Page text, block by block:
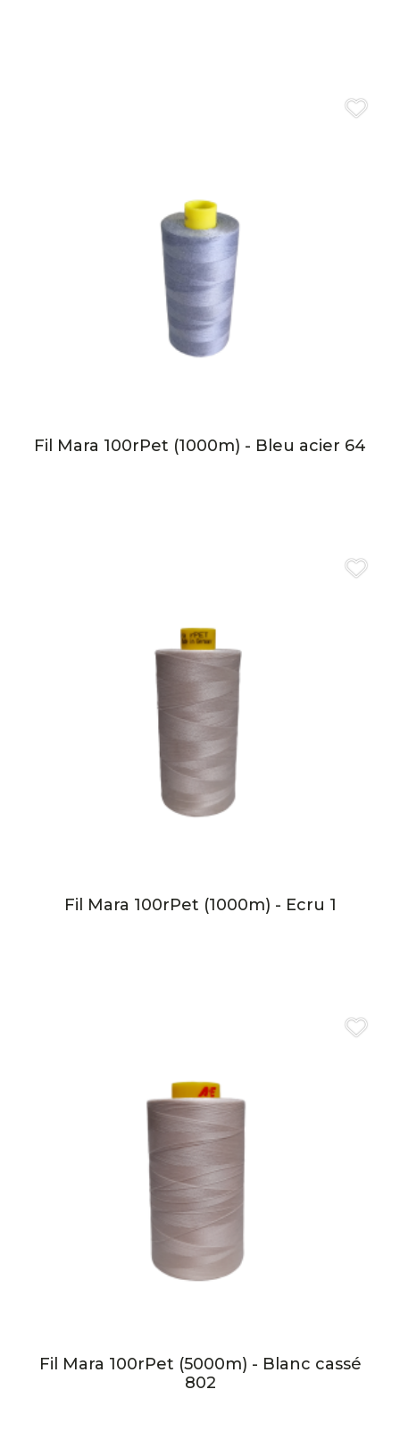
Fil Mara 100rPet (1000m) - Bleu acier 64
Fil Mara 100rPet (1000m) - Ecru 1
Fil Mara 100rPet (5000m) - Blanc cassé
802